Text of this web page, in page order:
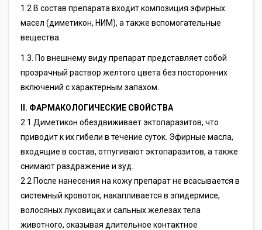
1.2 В состав препарата входит композиция эфирных
масел (диметикон, НИМ), а также вспомогательные
вещества.
1.3. По внешнему виду препарат представляет собой
прозрачный раствор желтого цвета без посторонних
включений с характерным запахом.
II. ФАРМАКОЛОГИЧЕСКИЕ СВОЙСТВА
2.1 Диметикон обездвиживает эктопаразитов, что
приводит к их гибели в течение суток. Эфирные масла,
входящие в состав, отпугивают эктопаразитов, а также
снимают раздражение и зуд.
2.2 После нанесения на кожу препарат не всасывается в
системный кровоток, накапливается в эпидермисе,
волосяных луковицах и сальных железах тела
животного, оказывая длительное контактное